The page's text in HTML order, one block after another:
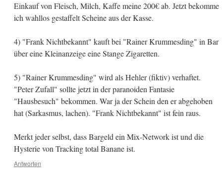
Einkauf von Fleisch, Milch, Kaffe meine 200€ ab. Jetzt bekomme
ich wahllos gestaffelt Scheine aus der Kasse.
4) "Frank Nichtbekannt" kauft bei "Rainer Krummesding" in Bar
über eine Kleinanzeige eine Stange Zigaretten.
5) "Rainer Krummesding" wird als Hehler (fiktiv) verhaftet.
"Peter Zufall" sollte jetzt in der paranoiden Fantasie
"Hausbesuch" bekommen. War ja der Schein den er abgehoben
hat (Sarkasmus, lachen). "Frank Nichtbekannt" ist fein raus.
Merkt jeder selbst, dass Bargeld ein Mix-Network ist und die
Hysterie von Tracking total Banane ist.
Antworten